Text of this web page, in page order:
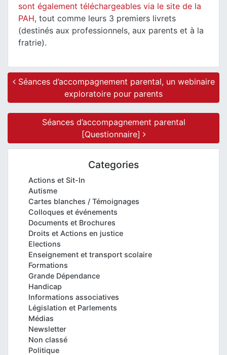
sont également téléchargeables via le site de la
PAH, tout comme leurs 3 premiers livrets
(destinés aux professionnels, aux parents et à la
fratrie).
Post navigation
Séances d’accompagnement parental, un webinaire
exploratoire pour parents
Séances d’accompagnement parental
[Questionnaire]
Categories
Actions et Sit-In
Autisme
Cartes blanches / Témoignages
Colloques et événements
Documents et Brochures
Droits et Actions en justice
Elections
Enseignement et transport scolaire
Formations
Grande Dépendance
Handicap
Informations associatives
Législation et Parlements
Médias
Newsletter
Non classé
Politique